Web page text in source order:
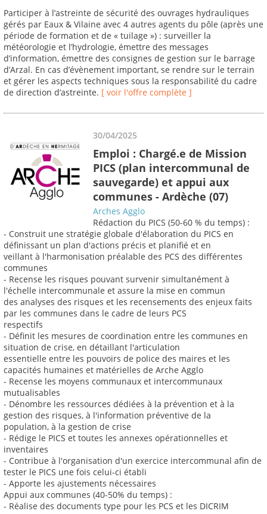
Participer à l’astreinte de sécurité des ouvrages hydrauliques
gérés par Eaux & Vilaine avec 4 autres agents du pôle (après une
période de formation et de « tuilage ») : surveiller la
météorologie et l’hydrologie, émettre des messages
d’information, émettre des consignes de gestion sur le barrage
d’Arzal. En cas d’évènement important, se rendre sur le terrain
et gérer les aspects techniques sous la responsabilité du cadre
de direction d’astreinte. [ voir l'offre complète ]
30/04/2025
Emploi : Chargé.e de Mission
PICS (plan intercommunal de
sauvegarde) et appui aux
communes - Ardèche (07)
Arches Agglo
Rédaction du PICS (50-60 % du temps) :
- Construit une stratégie globale d'élaboration du PICS en
définissant un plan d'actions précis et planifié et en
veillant à l'harmonisation préalable des PCS des différentes
communes
- Recense les risques pouvant survenir simultanément à
l'échelle intercommunale et assure la mise en commun
des analyses des risques et les recensements des enjeux faits
par les communes dans le cadre de leurs PCS
respectifs
- Définit les mesures de coordination entre les communes en
situation de crise, en détaillant l'articulation
essentielle entre les pouvoirs de police des maires et les
capacités humaines et matérielles de Arche Agglo
- Recense les moyens communaux et intercommunaux
mutualisables
- Dénombre les ressources dédiées à la prévention et à la
gestion des risques, à l'information préventive de la
population, à la gestion de crise
- Rédige le PICS et toutes les annexes opérationnelles et
inventaires
- Contribue à l'organisation d'un exercice intercommunal afin de
tester le PICS une fois celui-ci établi
- Apporte les ajustements nécessaires
Appui aux communes (40-50% du temps) :
- Réalise des documents type pour les PCS et les DICRIM